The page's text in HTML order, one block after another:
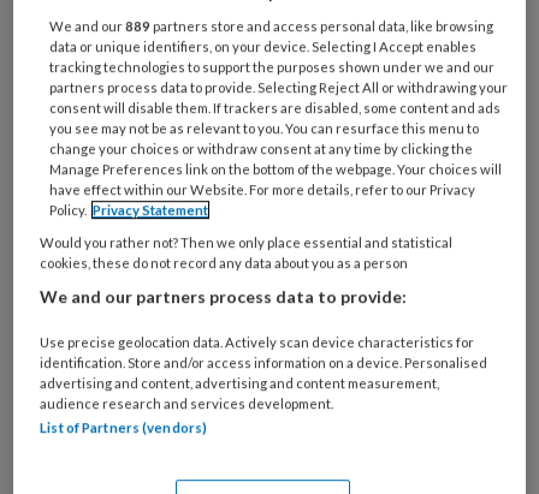
functie
Bij
welke
organisatie
werk
je?
Untitled
Ontvang 2x per week de
KinderopvangTotaal nieuwsbrief
Ontvang iedere zondag het
Ja, ik geef toestemming voor e-mails
van KinderopvangTotaal en
Springer Media B.V.
We and our889 partners store and access personal data, like browsing
data or unique identifiers, on your device. Selecting I Accept enables
tracking technologies to support the purposes shown under we and our
partners process data to provide. Selecting Reject All or withdrawing your
consent will disable them. If trackers are disabled, some content and ads
you see may not be as relevant to you. You can resurface this menu to
change your choices or withdraw consent at any time by clicking the
Manage Preferences link on the bottom of the webpage. Your choices will
have effect within our Website. For more details, refer to our Privacy
Policy. Privacy Statement
Would you rather not? Then we only place essential and statistical
cookies, these do not record any data about you as a person
We and our partners process data to provide:
Use precise geolocation data. Actively scan device characteristics for
identification. Store and/or access information on a device. Personalised
advertising and content, advertising and content measurement,
audience research and services development.
List of Partners (vendors)